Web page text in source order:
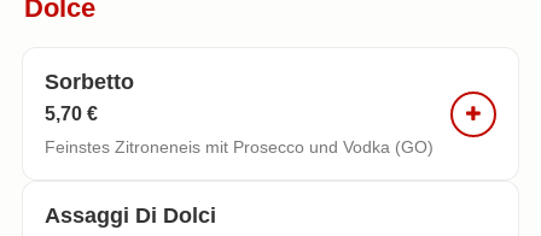
Dolce
Sorbetto
5,70 €
Feinstes Zitroneneis mit Prosecco und Vodka (GO)
Assaggi Di Dolci